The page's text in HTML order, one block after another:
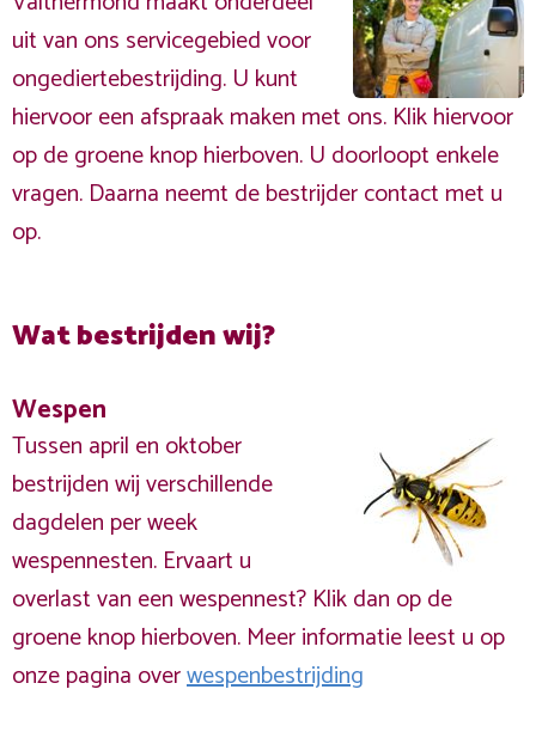
uit van ons servicegebied voor
ongediertebestrijding. U kunt
hiervoor een afspraak maken met ons. Klik hiervoor
op de groene knop hierboven. U doorloopt enkele
vragen. Daarna neemt de bestrijder contact met u
op.
Wat bestrijden wij?
Wespen
Tussen april en oktober
bestrijden wij verschillende
dagdelen per week
wespennesten. Ervaart u
overlast van een wespennest? Klik dan op de
groene knop hierboven. Meer informatie leest u op
onze pagina overwespenbestrijding